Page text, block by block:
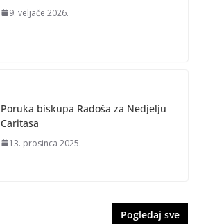
9. veljače 2026.
Poruka biskupa Radoša za Nedjelju
Caritasa
13. prosinca 2025.
Pogledaj sve